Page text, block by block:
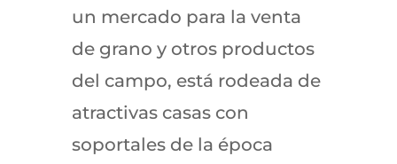
un mercado para la venta
de grano y otros productos
del campo, está rodeada de
atractivas casas con
soportales de la época